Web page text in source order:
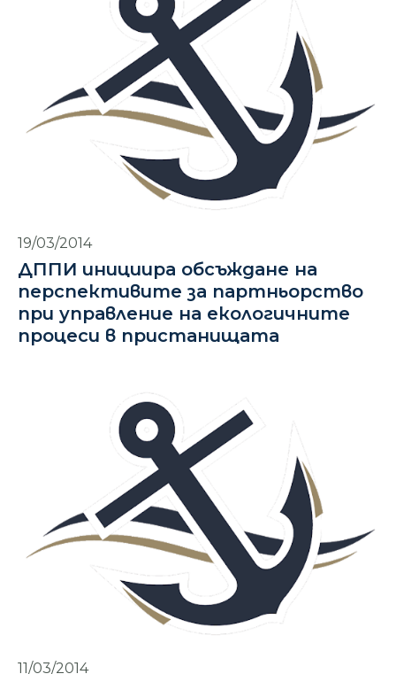
19/03/2014
ДППИ инициира обсъждане на
перспективите за партньорство
при управление на екологичните
процеси в пристанищата
11/03/2014